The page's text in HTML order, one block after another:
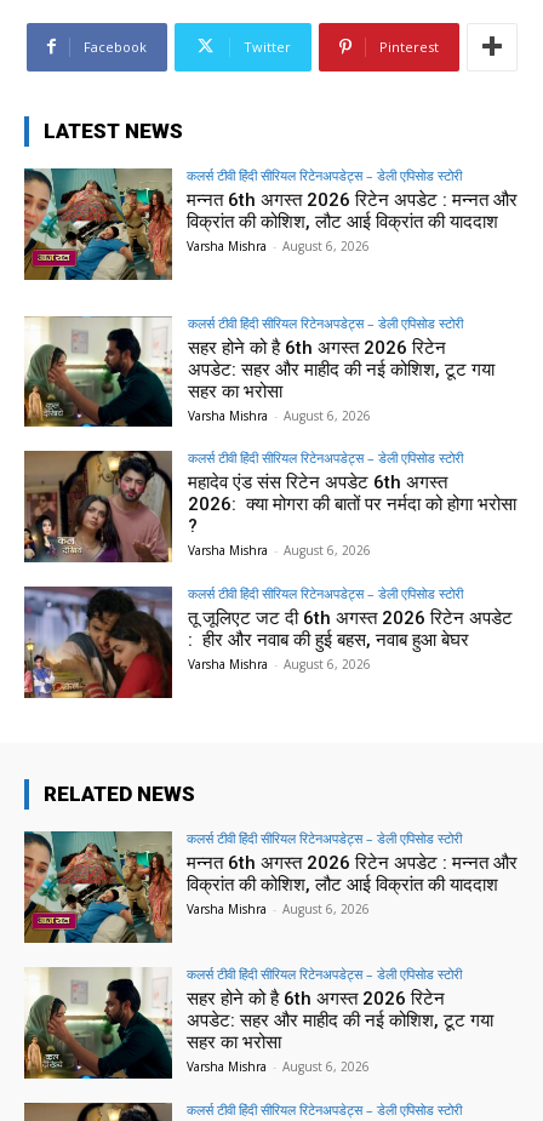
Facebook Twitter Pinterest
LATEST NEWS
कलर्स टीवी हिंदी सीरियल रिटेनअपडेट्स – डेली एपिसोड स्टोरी
मन्नत 6th अगस्त 2026 रिटेन अपडेट : मन्नत और
विक्रांत की कोशिश, लौट आई विक्रांत की याददाश
Varsha Mishra - August 6, 2026
कलर्स टीवी हिंदी सीरियल रिटेनअपडेट्स – डेली एपिसोड स्टोरी
सहर होने को है 6th अगस्त 2026 रिटेन
अपडेट: सहर और माहीद की नई कोशिश, टूट गया
सहर का भरोसा
Varsha Mishra - August 6, 2026
कलर्स टीवी हिंदी सीरियल रिटेनअपडेट्स – डेली एपिसोड स्टोरी
महादेव एंड संस रिटेन अपडेट 6th अगस्त
2026: क्या मोगरा की बातों पर नर्मदा को होगा भरोसा
?
Varsha Mishra - August 6, 2026
कलर्स टीवी हिंदी सीरियल रिटेनअपडेट्स – डेली एपिसोड स्टोरी
तू जूलिएट जट दी 6th अगस्त 2026 रिटेन अपडेट
: हीर और नवाब की हुई बहस, नवाब हुआ बेघर
Varsha Mishra - August 6, 2026
RELATED NEWS
कलर्स टीवी हिंदी सीरियल रिटेनअपडेट्स – डेली एपिसोड स्टोरी
मन्नत 6th अगस्त 2026 रिटेन अपडेट : मन्नत और
विक्रांत की कोशिश, लौट आई विक्रांत की याददाश
Varsha Mishra - August 6, 2026
कलर्स टीवी हिंदी सीरियल रिटेनअपडेट्स – डेली एपिसोड स्टोरी
सहर होने को है 6th अगस्त 2026 रिटेन
अपडेट: सहर और माहीद की नई कोशिश, टूट गया
सहर का भरोसा
Varsha Mishra - August 6, 2026
कलर्स टीवी हिंदी सीरियल रिटेनअपडेट्स – डेली एपिसोड स्टोरी